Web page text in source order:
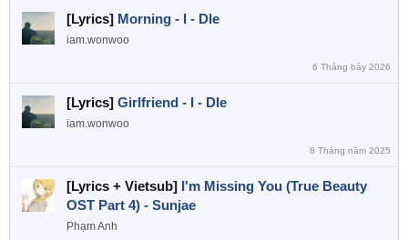
[Lyrics] Morning - I - Dle
iam.wonwoo
6 Tháng bảy 2026
[Lyrics] Girlfriend - I - Dle
iam.wonwoo
8 Tháng năm 2025
[Lyrics + Vietsub] I'm Missing You (True Beauty
OST Part 4) - Sunjae
Phạm Anh